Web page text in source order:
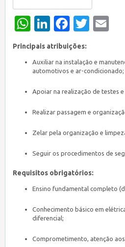
WhatsApp
LinkedIn
Principais atribuições:
Auxiliar na instalação e
automotivos e ar-condicionado;
Apoiar na realização de testes
Realizar passagem e
Zelar pela organização e
Seguir os procedimentos de
Requisitos obrigatórios:
Ensino fundamental completo
Conhecimento básico em
diferencial;
Comprometimento, atenção